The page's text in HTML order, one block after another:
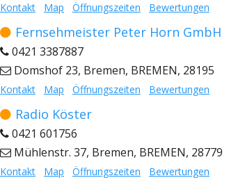
Kontakt Map Öffnungszeiten Bewertungen
Fernsehmeister Peter Horn GmbH
0421 3387887
Domshof 23, Bremen, BREMEN, 28195
Kontakt Map Öffnungszeiten Bewertungen
Radio Köster
0421 601756
Mühlenstr. 37, Bremen, BREMEN, 28779
Kontakt Map Öffnungszeiten Bewertungen